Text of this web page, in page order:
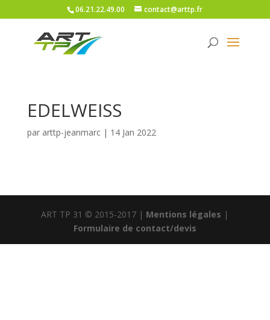
06.21.22.49.00 contact@arttp.fr
EDELWEISS
par arttp-jeanmarc| 14 Jan 2022
ART TP 31 © 2015-2017 | Mentions légales |
Formulaire de contact/devis